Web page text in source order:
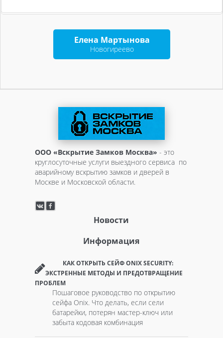
Елена Мартынова
Новогиреево
ООО «Вскрытие Замков Москва» - это
круглосуточные услуги выездного сервиса по
аварийному вскрытию замков и дверей в
Москве и Московской области.
Новости
Информация
КАК ОТКРЫТЬ СЕЙФ ONIX SECURITY:
ЭКСТРЕННЫЕ МЕТОДЫ И ПРЕДОТВРАЩЕНИЕ
ПРОБЛЕМ
Пошаговое руководство по открытию
сейфа Onix. Что делать, если сели
батарейки, потерян мастер-ключ или
забыта кодовая комбинация